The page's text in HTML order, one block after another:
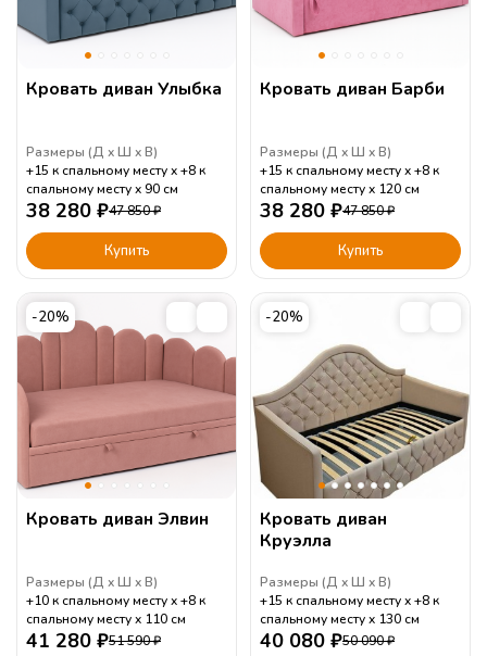
Кровать диван Улыбка
Размеры (Д Ш В)
+15 к спальному месту
+8 к
спальному месту
90 см
38 280 ₽47 850₽
Купить
Кровать диван Барби
Размеры (Д Ш В)
+15 к спальному месту
+8 к
спальному месту
120 см
38 280 ₽47 850₽
Купить
-20%
Кровать диван Элвин
Размеры (Д Ш В)
+10 к спальному месту
+8 к
спальному месту
110 см
41 280 ₽51 590₽
-20%
Кровать диван
Круэлла
Размеры (Д Ш В)
+15 к спальному месту
+8 к
спальному месту
130 см
40 080 ₽50 090₽